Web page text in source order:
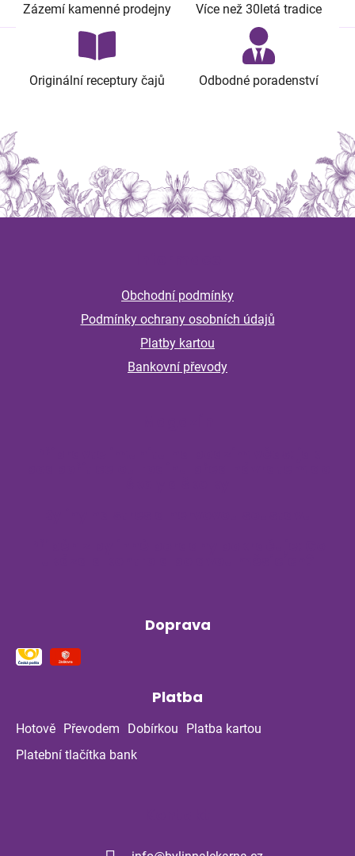
Zázemí kamenné prodejny Více než 30letá tradice
Originální receptury čajů Odbodné poradenství
Z
Obchodní podmínky
Podmínky ochrany osobních údajů
Platby kartou
Bankovní převody
Doprava
Platba
Hotově Převodem Dobírkou
Platba kartou
Platební tlačítka bank